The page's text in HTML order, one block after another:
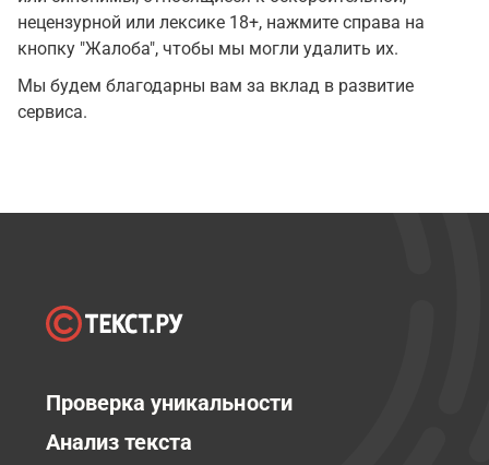
нецензурной или лексике 18+, нажмите справа на
кнопку "Жалоба", чтобы мы могли удалить их.
Мы будем благодарны вам за вклад в развитие
сервиса.
Проверка уникальности
Анализ текста